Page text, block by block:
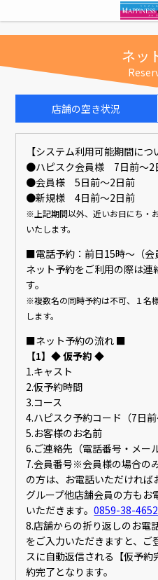
ネッ
店舗の空き状況
【システム利用可能期間につ
●ハピスク会員様 7日前〜2
●会員様 5日前〜2日前
●新規様 4日前〜2日前
※上記期間以外、近いお日にち・
いたします。
■電話予約：前日15時〜（会
ネット予約をご利用の際は連
す。
※複数名の同時予約は不可、１名
します。
■ネット予約の流れ ■
【1】◆ 仮予約 ◆
1.キャスト
2.仮予約時間
3.コース
4.ハピスク予約コード（7日前
5.お客様のお名前
6.ご連絡先（電話番号・メー
7.会員番号※会員様の場合の
の方は、お電話いただければ
グループ他店舗会員の方もお
いただきます。0859-38-4652
8.店舗からの折り返しのお電
をご入力いただきますと、
スに自動返信される【仮予
約完了となります。